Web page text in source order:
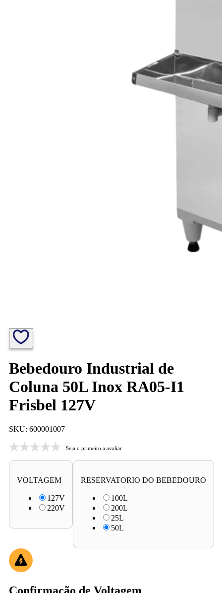
Bebedouro Industrial de
Coluna 50L Inox RA05-I1
Frisbel 127V
SKU: 600001007
Seja o primeiro a avaliar
VOLTAGEM
127V
220V
RESERVATORIO DO BEBEDOURO
100L
200L
25L
50L